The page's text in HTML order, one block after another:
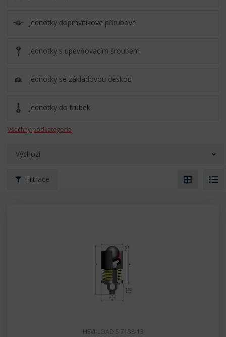
Jednotky dopravníkové přírubové
Jednotky s upevňovacím šroubem
Jednotky se základovou deskou
Jednotky do trubek
Všechny podkategorie
Výchozí
Filtrace
HEVI-LOAD 5 7158-13